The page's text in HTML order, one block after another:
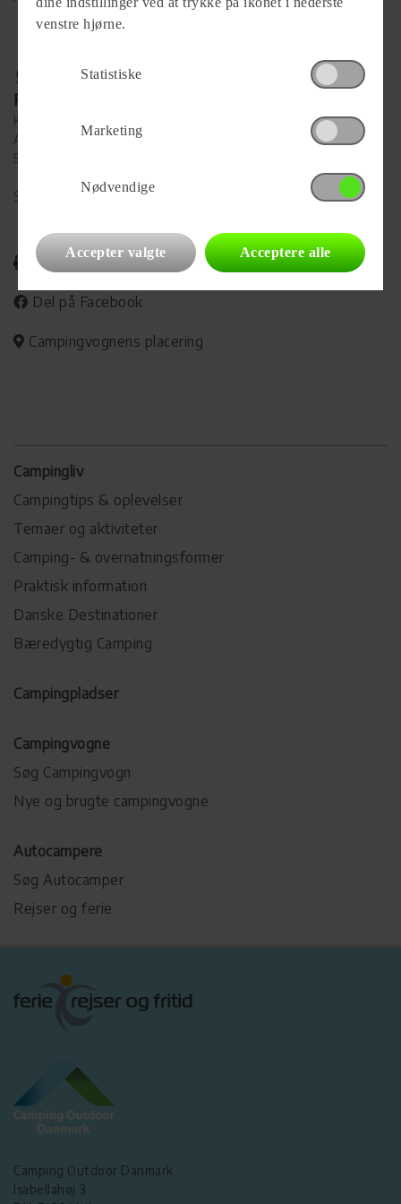
Forhandler
Kai's Caravan
Algade 76
5592 Ejby
Se alle vogne for forhandleren
Udskriv
Del på Facebook
Campingvognens placering
Campingliv
Campingtips & oplevelser
Temaer og aktiviteter
Camping- & overnatningsformer
Praktisk information
Danske Destinationer
Bæredygtig Camping
Campingpladser
Campingvogne
Søg Campingvogn
Nye og brugte campingvogne
Autocampere
Søg Autocamper
Rejser og ferie
Camping Outdoor Danmark
Isabellahøj 3
venstre hjørne.
Statistiske
Marketing
Nødvendige
Accepter valgte Acceptere alle